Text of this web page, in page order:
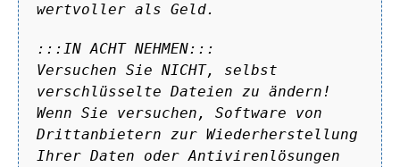
wertvoller als Geld.
:::IN ACHT NEHMEN:::
Versuchen Sie NICHT, selbst
verschlüsselte Dateien zu ändern!
Wenn Sie versuchen, Software von
Drittanbietern zur Wiederherstellung
Ihrer Daten oder Antivirenlösungen